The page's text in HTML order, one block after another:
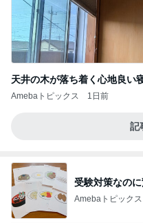
天井の木が落ち着く心地良い
Amebaトピックス 1日前
記
受験対策なの
Amebaトピックス